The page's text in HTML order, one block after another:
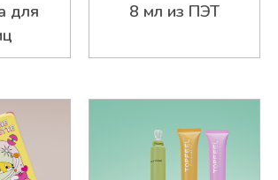
для
8 мл из ПЭТ